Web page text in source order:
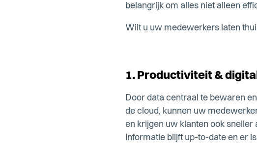
belangrijk om alles niet alleen
Wilt u uw medewerkers laten
1. Productiviteit &
Door data centraal te bewaren
de cloud, kunnen uw
en krijgen uw klanten ook sneller
Informatie blijft up-to-date en er